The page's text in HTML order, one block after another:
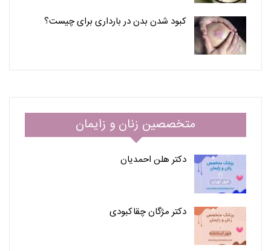
کبود شدن بدن در بارداری برای چیست؟
متخصصین زنان و زایمان
دکتر هلن احمدیان
دکتر مژگان چقاکبودی